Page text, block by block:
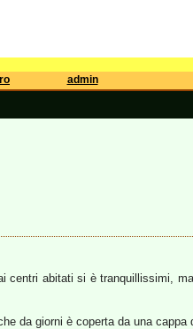
admin
centri abitati si è tranquillissimi,
da giorni è coperta da una